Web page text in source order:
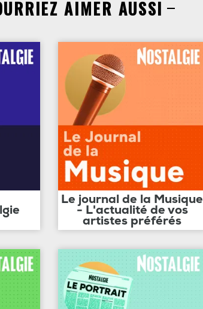
AIMER AUSSI
Le journal de la Musique
- L'actualité de vos
artistes préférés